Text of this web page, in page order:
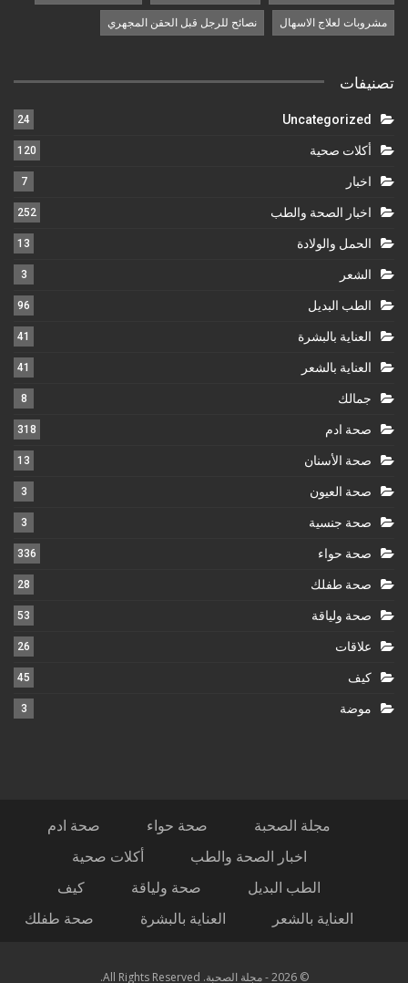
مشروبات لعلاج الاسهال نصائح للرجل قبل الحقن المجهري
تصنيفات
Uncategorized
24
أكلات صحية 120
اخبار 7
اخبار الصحة والطب 252
الحمل والولادة 13
الشعر 3
الطب البديل 96
العناية بالبشرة 41
العناية بالشعر 41
جمالك 8
صحة ادم 318
صحة الأسنان 13
صحة العيون 3
صحة جنسية 3
صحة حواء 336
صحة طفلك 28
صحة ولياقة 53
علاقات 26
كيف 45
موضة 3
مجلة الصحبة صحة حواء
صحة ادم
اخبار الصحة والطب
أكلات صحية
الطب البديل
صحة ولياقة
كيف
العناية بالشعر
العناية بالبشرة صحة طفلك
© 2026 - مجلة الصحبة. All Rights Reserved.